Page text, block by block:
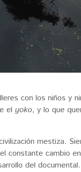
con los niños y
el yoko, y lo que
mestiza.
constante cambio
del documental.